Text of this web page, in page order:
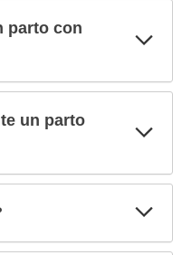
parto con
un parto